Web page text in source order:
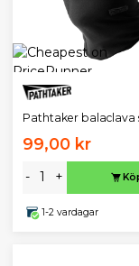
Pathtaker balaclava
99,00 kr
- +
1-2 vardagar